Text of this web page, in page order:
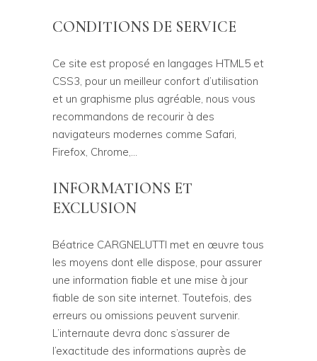
CONDITIONS DE SERVICE
Ce site est proposé en langages HTML5 et
CSS3, pour un meilleur confort d’utilisation
et un graphisme plus agréable, nous vous
recommandons de recourir à des
navigateurs modernes comme Safari,
Firefox, Chrome,…
INFORMATIONS ET
EXCLUSION
Béatrice CARGNELUTTI met en œuvre tous
les moyens dont elle dispose, pour assurer
une information fiable et une mise à jour
fiable de son site internet. Toutefois, des
erreurs ou omissions peuvent survenir.
L’internaute devra donc s’assurer de
l’exactitude des informations auprès de